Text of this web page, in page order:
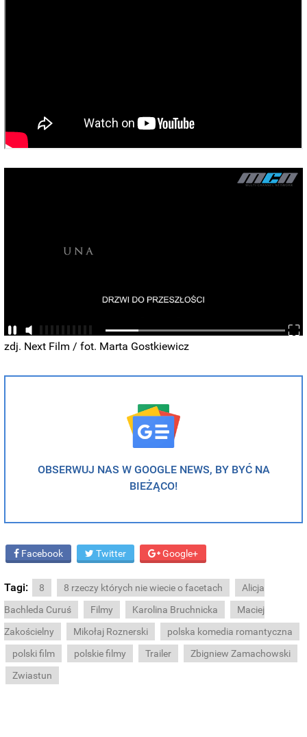
zdj. Next Film / fot. Marta Gostkiewicz
OBSERWUJ NAS W GOOGLE NEWS, BY BYĆ NA
BIEŻĄCO!
Facebook Twitter Google+
Tagi: 8 8 rzeczy których nie wiecie o facetach
Alicja
Bachleda Curuś
Filmy Karolina Bruchnicka
Maciej
Zakościelny
Mikołaj Roznerski
polska komedia romantyczna
polski film
polskie filmy Trailer
Zbigniew Zamachowski
Zwiastun